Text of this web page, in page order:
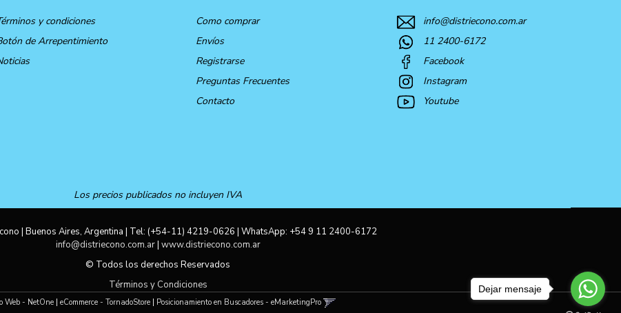
y condiciones
de Arrepentimiento
Como comprar
Envíos
Registrarse
Preguntas Frecuentes
Contacto
info@distriecono.com.ar
11 2400-6172
Facebook
Instagram
Youtube
Los precios publicados no incluyen IVA
| Buenos Aires, Argentina | Tel: (+54-11) 4219-0626 | WhatsApp: +54 9 11 2400-6172
info@distriecono.com.ar| www.distriecono.com.ar
© Todos los derechos Reservados
Términos y Condiciones
Web - NetOne | eCommerce - TornadoStore | Posicionamiento en Buscadores - eMarketingPro
Dejar mensaje